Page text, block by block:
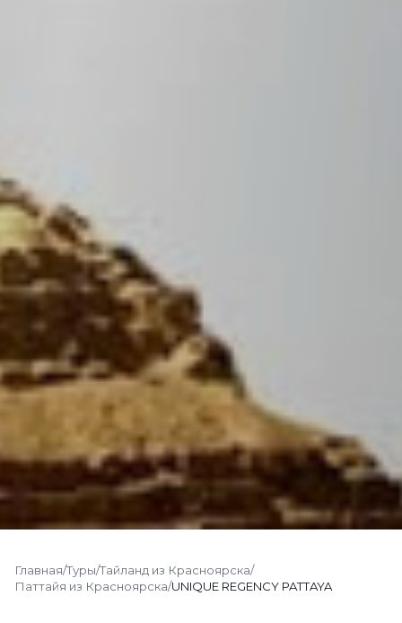
Главная/Туры/Тайланд из Красноярска/
Паттайя из Красноярска/UNIQUE REGENCY PATTAYA